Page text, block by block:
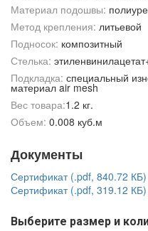
Материал подошвы:
Метод крепления: литьевой
Подносок: композитный
Стелька:
Подкладка: специальный
материал air mesh
Вес товара:1.2 кг.
Объем: 0.008 куб.м
Документы
Сертификат (.pdf, 840.72 КБ)
Сертификат (.pdf, 319.12 КБ)
Выберите размер и